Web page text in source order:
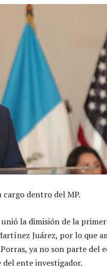
cargo dentro del MP.
la dimisión de la
Juárez, por lo que
ya no son parte del
ente investigador.